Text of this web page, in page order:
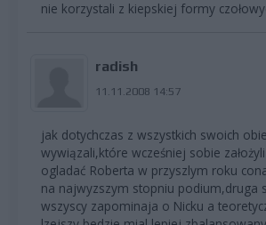
nie korzystali z kiepskiej formy
radish
11.11.2008 14:57
jak dotychczas z wszystkich swoich
wywiązali,które wcześniej sobie
ogladać Roberta w przyszlym roku
na najwyzszym stopniu podium,druga
wszyscy zapominaja o Nicku a